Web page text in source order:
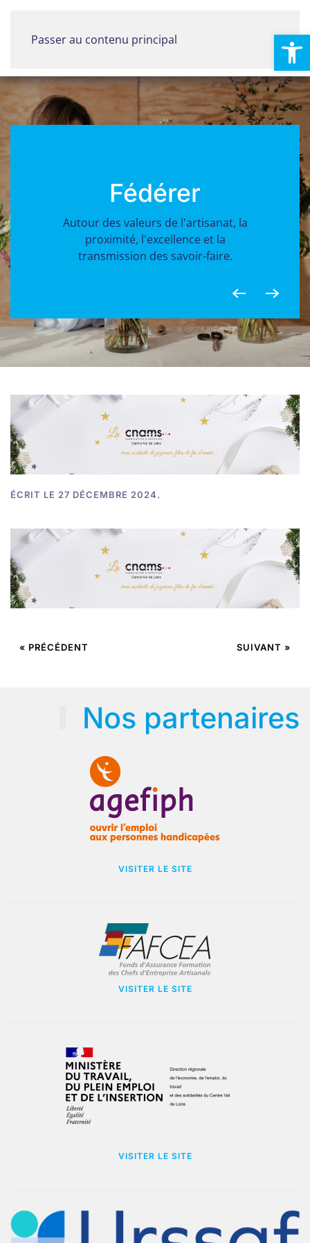
Ouvrir
Passer au contenu principal Menu
Fédérer
Autour des valeurs de l'artisanat, la
proximité, l'excellence et la
transmission des savoir-faire.
ÉCRIT LE 27 DÉCEMBRE 2024.
« PRÉCÉDENT SUIVANT »
Nos partenaires
VISITER LE SITE
VISITER LE SITE
VISITER LE SITE